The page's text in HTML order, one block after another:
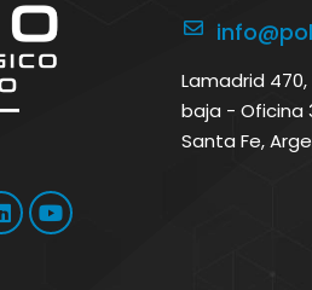
Lamadrid 470,
baja - Oficina
Santa Fe,